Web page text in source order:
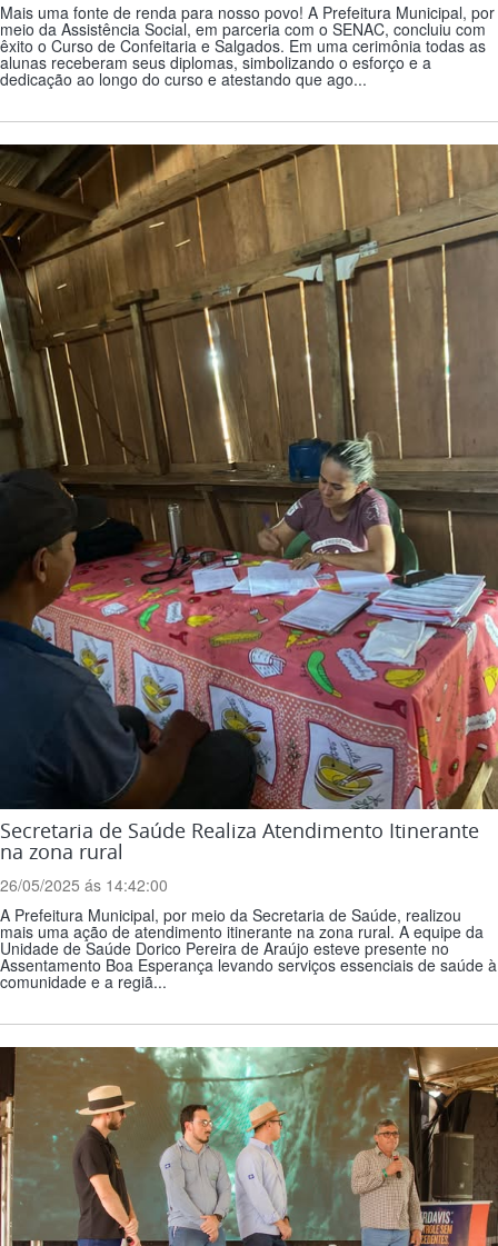
Mais uma fonte de renda para nosso povo! A Prefeitura Municipal, por
meio da Assistência Social, em parceria com o SENAC, concluiu com
êxito o Curso de Confeitaria e Salgados. Em uma cerimônia todas as
alunas receberam seus diplomas, simbolizando o esforço e a
dedicação ao longo do curso e atestando que ago...
Secretaria de Saúde Realiza Atendimento Itinerante
na zona rural
26/05/2025 ás 14:42:00
A Prefeitura Municipal, por meio da Secretaria de Saúde, realizou
mais uma ação de atendimento itinerante na zona rural. A equipe da
Unidade de Saúde Dorico Pereira de Araújo esteve presente no
Assentamento Boa Esperança levando serviços essenciais de saúde à
comunidade e a regiã...